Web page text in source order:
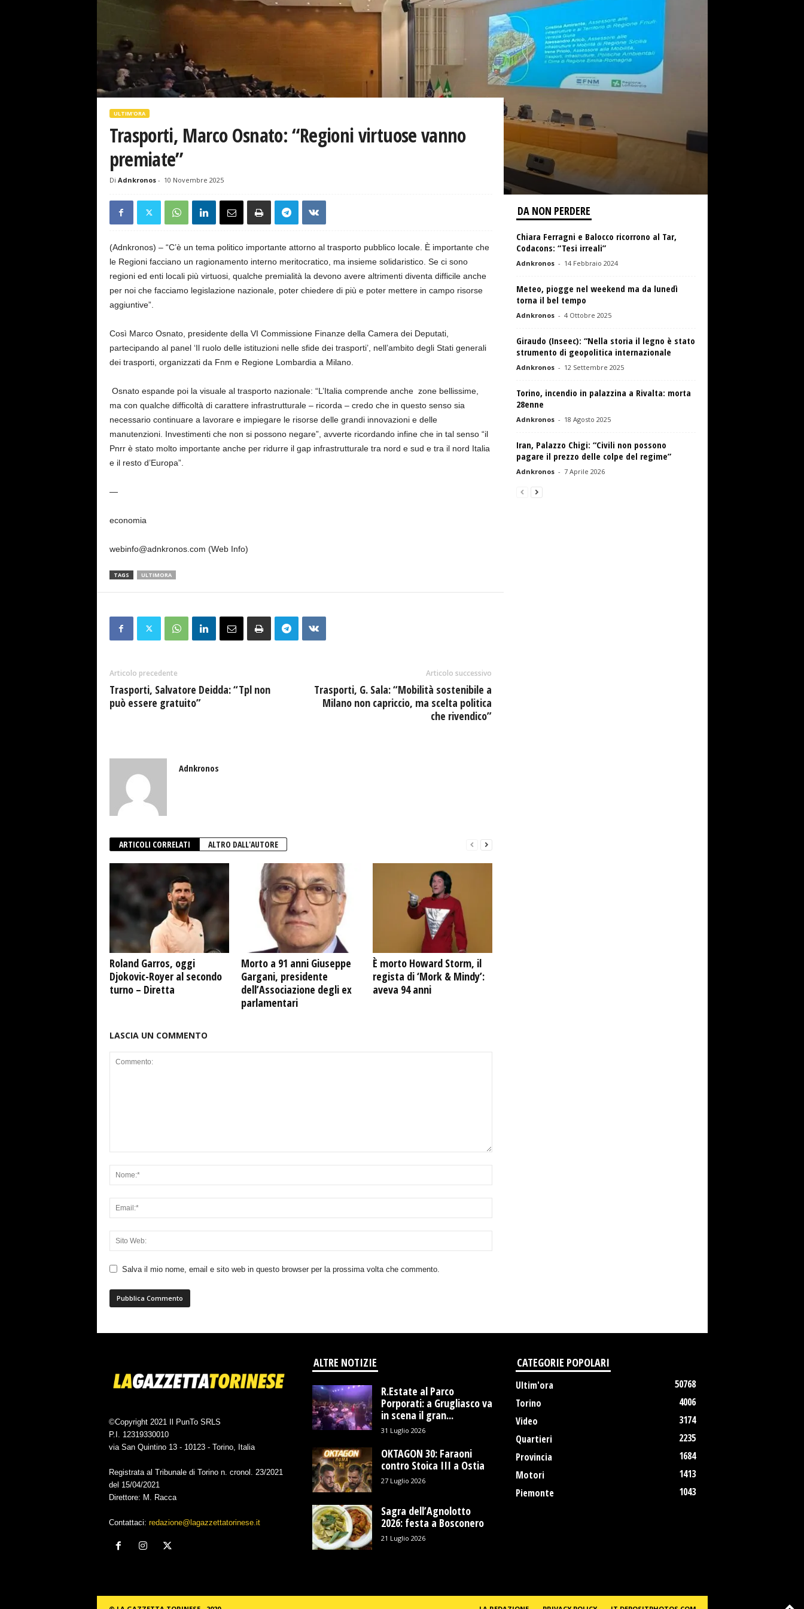
ULTIM'ORA
Trasporti, Marco Osnato: “Regioni virtuose vanno
premiate”
Di Adnkronos- 10 Novembre 2025
(Adnkronos) – “C’è un tema politico importante attorno al trasporto pubblico locale. È importante che
le Regioni facciano un ragionamento interno meritocratico, ma insieme solidaristico. Se ci sono
regioni ed enti locali più virtuosi, qualche premialità la devono avere altrimenti diventa difficile anche
per noi che facciamo legislazione nazionale, poter chiedere di più e poter mettere in campo risorse
aggiuntive”.
Così Marco Osnato, presidente della VI Commissione Finanze della Camera dei Deputati,
partecipando al panel ‘Il ruolo delle istituzioni nelle sfide dei trasporti’, nell’ambito degli Stati generali
dei trasporti, organizzati da Fnm e Regione Lombardia a Milano.
Osnato espande poi la visuale al trasporto nazionale: “L’Italia comprende anche zone bellissime,
ma con qualche difficoltà di carattere infrastrutturale – ricorda – credo che in questo senso sia
necessario continuare a lavorare e impiegare le risorse delle grandi innovazioni e delle
manutenzioni. Investimenti che non si possono negare”, avverte ricordando infine che in tal senso “il
Pnrr è stato molto importante anche per ridurre il gap infrastrutturale tra nord e sud e tra il nord Italia
e il resto d’Europa”.
—
economia
webinfo@adnkronos.com (Web Info)
TAGS ULTIMORA
Articolo precedente
Trasporti, Salvatore Deidda: “Tpl non
può essere gratuito”
Articolo successivo
Trasporti, G. Sala: “Mobilità sostenibile a
Milano non capriccio, ma scelta politica
che rivendico”
Adnkronos
ARTICOLI CORRELATI ALTRO DALL'AUTORE
Roland Garros, oggi
Djokovic-Royer al secondo
turno – Diretta
Morto a 91 anni Giuseppe
Gargani, presidente
dell’Associazione degli ex
parlamentari
È morto Howard Storm, il
regista di ‘Mork & Mindy’:
aveva 94 anni
LASCIA UN COMMENTO
Salva il mio nome, email e sito web in questo browser per la prossima volta che commento.
DA NON PERDERE
Chiara Ferragni e Balocco ricorrono al Tar,
Codacons: “Tesi irreali”
Adnkronos - 14 Febbraio 2024
Meteo, piogge nel weekend ma da lunedì
torna il bel tempo
Adnkronos - 4 Ottobre 2025
Giraudo (Inseec): “Nella storia il legno è stato
strumento di geopolitica internazionale
Adnkronos - 12 Settembre 2025
Torino, incendio in palazzina a Rivalta: morta
28enne
Adnkronos - 18 Agosto 2025
Iran, Palazzo Chigi: “Civili non possono
pagare il prezzo delle colpe del regime”
Adnkronos - 7 Aprile 2026
©Copyright 2021 Il PunTo SRLS
P.I. 12319330010
via San Quintino 13 - 10123 - Torino, Italia
Registrata al Tribunale di Torino n. cronol. 23/2021
del 15/04/2021
Direttore: M. Racca
Contattaci: redazione@lagazzettatorinese.it
ALTRE NOTIZIE
R.Estate al Parco
Porporati: a Grugliasco va
in scena il gran...
31 Luglio 2026
OKTAGON 30: Faraoni
contro Stoica III a Ostia
27 Luglio 2026
Sagra dell’Agnolotto
2026: festa a Bosconero
21 Luglio 2026
CATEGORIE POPOLARI
Ultim'ora
50768
Torino
4006
Video
3174
Quartieri
2235
Provincia
1684
Motori
1413
Piemonte
1043